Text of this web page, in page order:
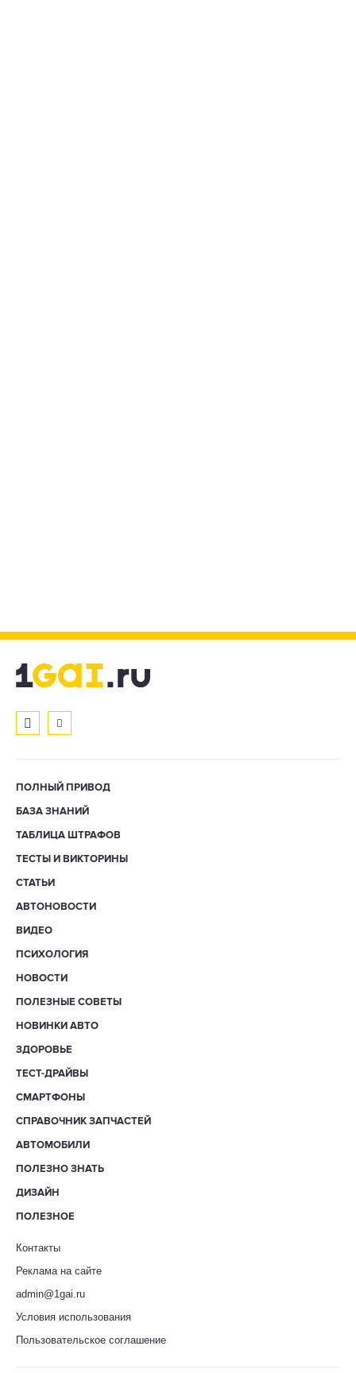
ПОЛНЫЙ ПРИВОД
БАЗА ЗНАНИЙ
ТАБЛИЦА ШТРАФОВ
ТЕСТЫ И ВИКТОРИНЫ
СТАТЬИ
АВТОНОВОСТИ
ВИДЕО
ПСИХОЛОГИЯ
НОВОСТИ
ПОЛЕЗНЫЕ СОВЕТЫ
НОВИНКИ АВТО
ЗДОРОВЬЕ
ТЕСТ-ДРАЙВЫ
СМАРТФОНЫ
СПРАВОЧНИК ЗАПЧАСТЕЙ
АВТОМОБИЛИ
ПОЛЕЗНО ЗНАТЬ
ДИЗАЙН
ПОЛЕЗНОЕ
Контакты
Реклама на сайте
admin@1gai.ru
Условия использования
Пользовательское соглашение